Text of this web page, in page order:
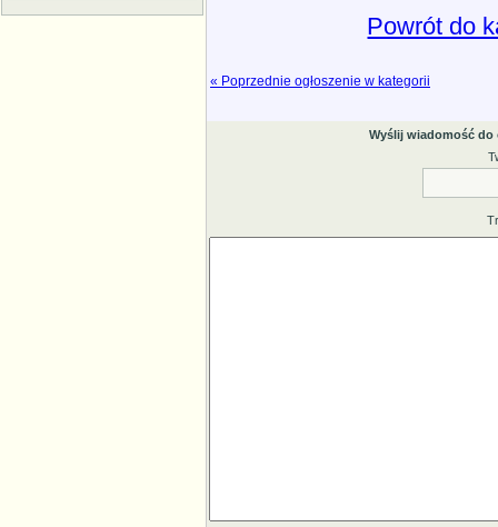
Powrót do
« Poprzednie ogłoszenie w kategorii
Wyślij wiadomość